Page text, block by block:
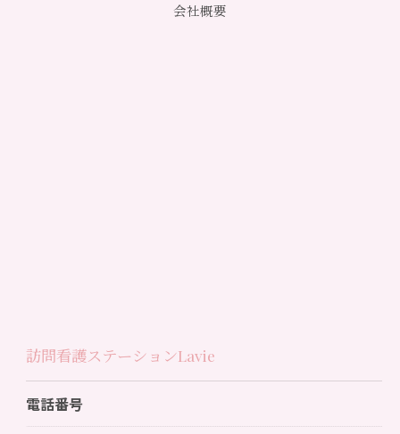
会社概要
訪問看護ステーションLavie
電話番号